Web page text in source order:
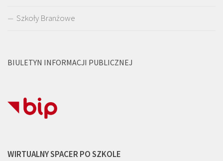
Szkoły Branżowe
BIULETYN INFORMACJI PUBLICZNEJ
WIRTUALNY SPACER PO SZKOLE